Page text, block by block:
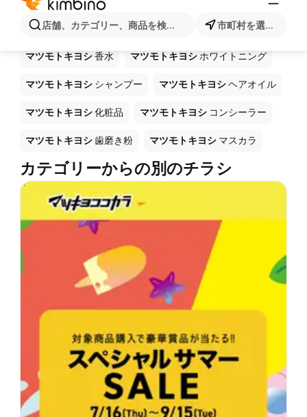
店舗、カテゴリー、商品を検索... 市町村を選択します
ショップ マツモトキヨシ で販売中
の他製品
マツモトキヨシ香水 マツモトキヨシ ホワイトニング
マツモトキヨシ シャンプー マツモトキヨシヘアオイル
マツモトキヨシ化粧品 マツモトキヨシ コンシーラー
マツモトキヨシ歯磨き粉 マツモトキヨシ マスカラ
カテゴリーからの別のチラシ